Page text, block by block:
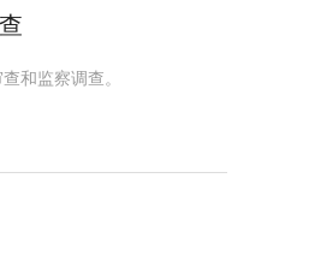
和监察调查。